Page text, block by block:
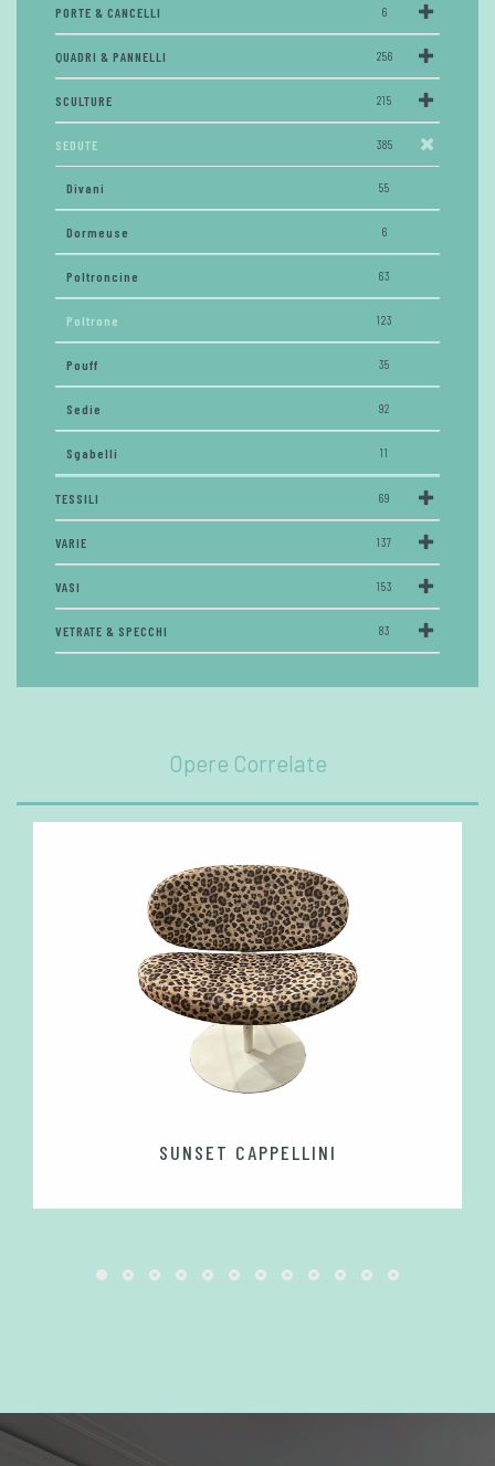
PORTE & CANCELLI 6
QUADRI & PANNELLI 256
SCULTURE 215
SEDUTE 385
Divani 55
Dormeuse 6
Poltroncine 63
Poltrone 123
Pouff 35
Sedie 92
Sgabelli 11
TESSILI 69
VARIE 137
VASI 153
VETRATE & SPECCHI 83
Opere Correlate
SUNSET CAPPELLINI